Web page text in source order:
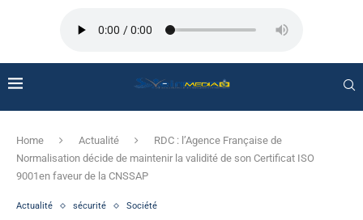
Home Actualité
RDC : l’Agence Française de
Normalisation décide de maintenir la validité de son Certificat ISO
9001en faveur de la CNSSAP
Actualité sécurité Société